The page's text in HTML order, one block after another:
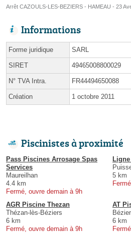
Arrêt CAZOULS-LES-BEZIERS - HAMEAU - 23
Informations
Forme juridique SARL
SIRET 49465008800029
N° TVA Intra. FR44494650088
Création 1 octobre 2011
Piscinistes à proximité
Pass Piscines Arrosage Spas
Services
Maureilhan
4.4 km
Fermé, ouvre demain à 9h
5 km
AGR Piscine Thezan
Thézan-lès-Béziers
6 km
Fermé, ouvre demain à 9h
AT
6 km